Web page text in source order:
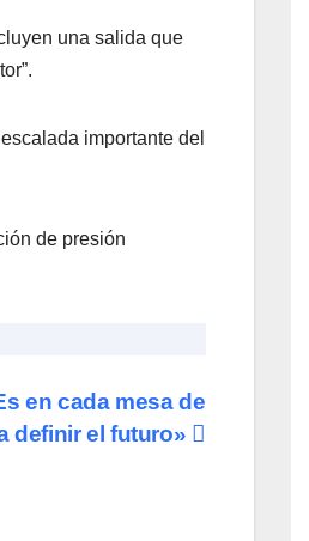
una salida que
importante del
de presión
en cada mesa de
definir el futuro»